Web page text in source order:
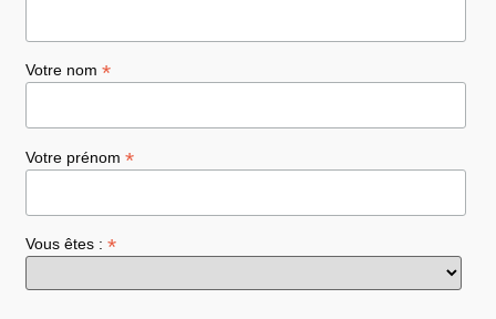
Votre nom *
Votre prénom *
Vous êtes : *